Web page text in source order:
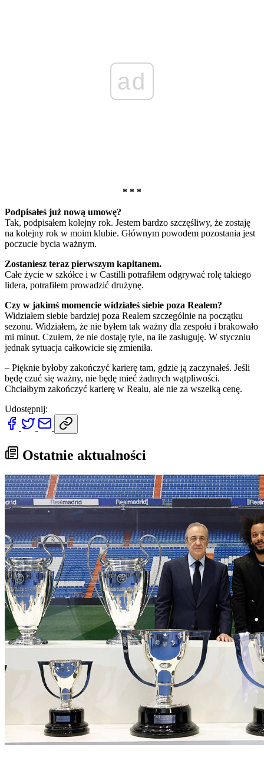
ad
* * *
Podpisałeś już nową umowę?
Tak, podpisałem kolejny rok. Jestem bardzo szczęśliwy, że zostaję
na kolejny rok w moim klubie. Głównym powodem pozostania jest
poczucie bycia ważnym.
Zostaniesz teraz pierwszym kapitanem.
Całe życie w szkółce i w Castilli potrafiłem odgrywać rolę takiego
lidera, potrafiłem prowadzić drużynę.
Czy w jakimś momencie widziałeś siebie poza Realem?
Widziałem siebie bardziej poza Realem szczególnie na początku
sezonu. Widziałem, że nie byłem tak ważny dla zespołu i brakowało
mi minut. Czułem, że nie dostaję tyle, na ile zasługuję. W styczniu
jednak sytuacja całkowicie się zmieniła.
– Pięknie byłoby zakończyć karierę tam, gdzie ją zaczynałeś. Jeśli
będę czuć się ważny, nie będę mieć żadnych wątpliwości.
Chciałbym zakończyć karierę w Realu, ale nie za wszelką cenę.
Udostępnij:
Ostatnie aktualności